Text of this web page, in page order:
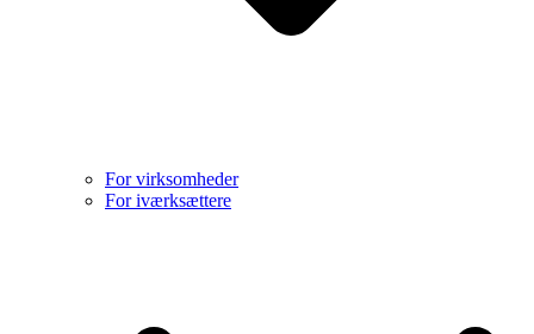
For virksomheder
For iværksættere